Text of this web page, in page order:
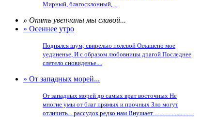
Мирный, благосклонный,...
» Опять увенчаны мы славой...
» Осеннее утро
Поднялся шум; свирелью полевой Оглашено мое
уединенье, И с образом любовницы драгой Последнее
слетело сновиденье....
» От западных морей...
От западных морей до самых врат восточных Не
многие умы от благ прямых и прочных Зло могут
отличить... рассудок редко нам Внушает . . . . . . . . . . . . . .